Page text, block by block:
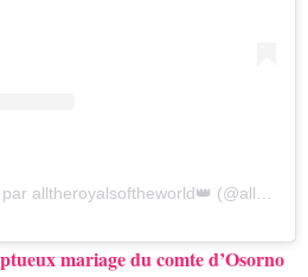
mariage du comte d’Osorno